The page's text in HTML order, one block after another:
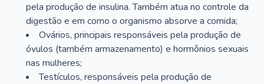
pela produção de insulina. Também atua no controle da
digestão e em como o organismo absorve a comida;
Ovários, principais responsáveis pela produção de
óvulos (também armazenamento) e hormônios sexuais
nas mulheres;
Testículos, responsáveis pela produção de